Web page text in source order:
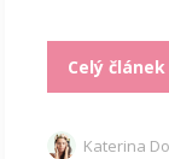
Celý článek
Katerina